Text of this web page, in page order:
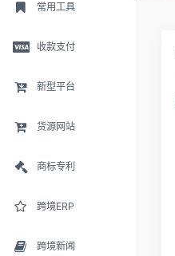
常用工具
收款支付
新型平台
货源网站
商标专利
跨境ERP
跨境新闻